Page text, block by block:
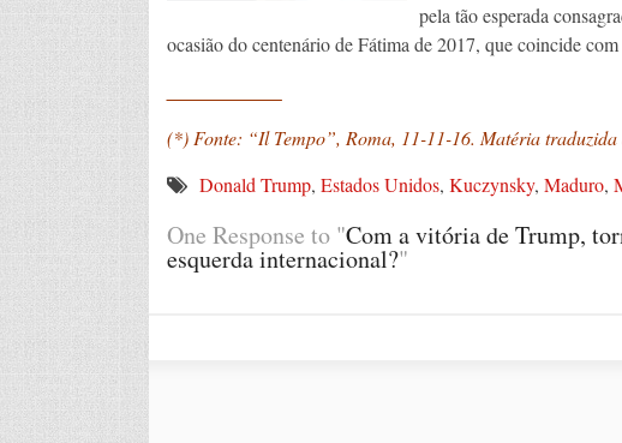
pela tão esperada
ocasião do centenário de Fátima de 2017, que coincide
(*) Fonte: “Il Tempo”, Roma, 11-11-16. Matéria
Donald Trump, Estados Unidos, Kuczynsky, Maduro,
One Response to "Com a vitória de Trump,
esquerda internacional?"